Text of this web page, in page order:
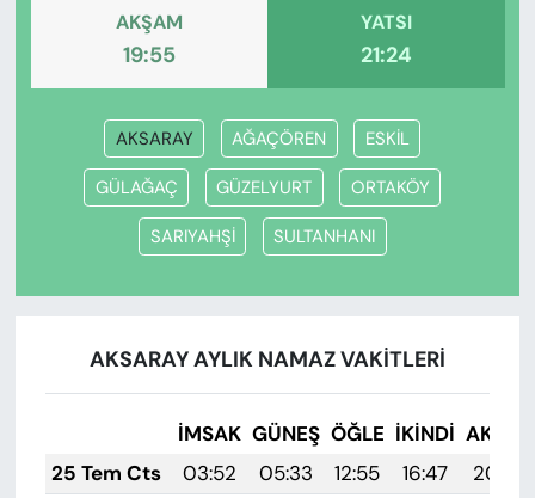
AKŞAM
19:55
YATSI
21:24
AKSARAY AĞAÇÖREN ESKİL
GÜLAĞAÇ GÜZELYURT ORTAKÖY
SARIYAHŞİ SULTANHANI
AKSARAY AYLIK NAMAZ VAKITLERI
İMSAK GÜNEŞ ÖĞLE İKINDI
25 Tem Cts
03:52 05:33 12:55 16:47
20:08
VAN VE DİYARBAKIR HABERLERİ